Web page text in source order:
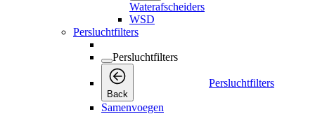
Waterafscheiders
WSD
Persluchtfilters
Persluchtfilters
Back
Persluchtfilters
Samenvoegen